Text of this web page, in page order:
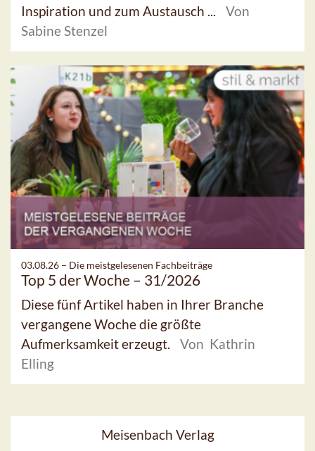
Inspiration und zum Austausch ...
Von
Sabine Stenzel
03.08.26 – Die meistgelesenen Fachbeiträge
Top 5 der Woche – 31/2026
Diese fünf Artikel haben in Ihrer Branche
vergangene Woche die größte
Aufmerksamkeit erzeugt.
Von Kathrin
Elling
Meisenbach Verlag